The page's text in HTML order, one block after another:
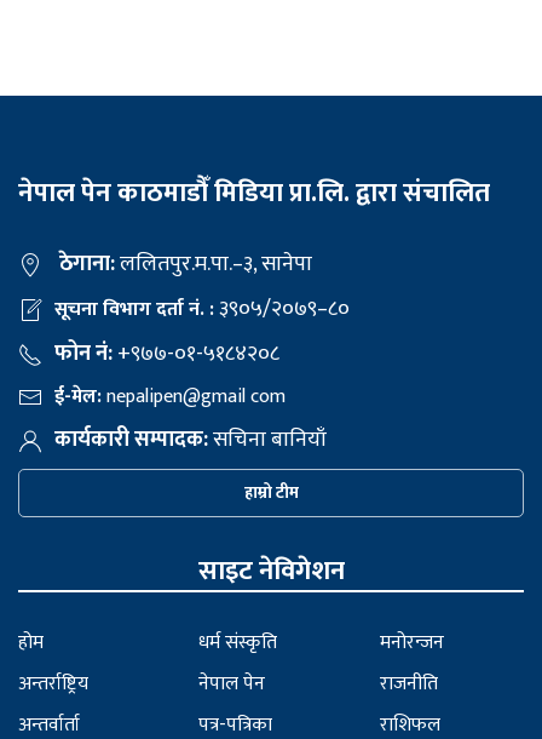
नेपाल पेन काठमाडौँ मिडिया प्रा.लि. द्वारा संचालित
ठेगाना:ललितपुर.म.पा.–३, सानेपा
सूचना विभाग दर्ता नं. :३९०५/२०७९–८०
फोन नं:+९७७-०१-५१८४२०८
ई-मेल:nepalipen@gmail com
कार्यकारी सम्पादक:सचिना बानियाँ
हाम्रो टीम
साइट नेविगेशन
होम
अन्तर्राष्ट्रिय
अन्तर्वार्ता
धर्म संस्कृति
नेपाल पेन
पत्र-पत्रिका
मनोरन्जन
राजनीति
राशिफल